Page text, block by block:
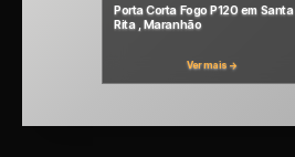
Porta Corta Fogo P120 em Santa
Rita , Maranhão
Ver mais →